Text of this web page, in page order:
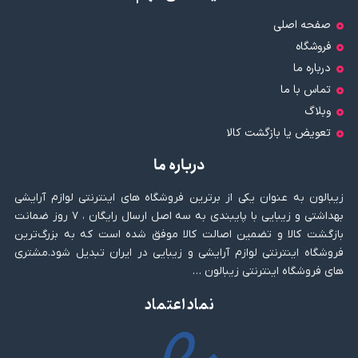
صفحه اصلی
فروشگاه
درباره ما
تماس با ما
وبلاگ
تعویض یا بازگشت کالا
درباره ما
زیبالون به عنوان یکی از برترین فروشگاه های اینترنتی لوازم آرایشی
بهداشتی و زیبایی با پایبندی به سه اصل ارسال رایگان ، ۷ روز ضمانت
بازگشت کالا و تضمین اصالت کالا موفق شده است که به بزرگ‌ترین
فروشگاه اینترنتی لوازم آرایشی و زیبایی در ایران تبدیل شود.مشتری
های فروشگاه اینترنتی زیبالون …
نماد اعتماد